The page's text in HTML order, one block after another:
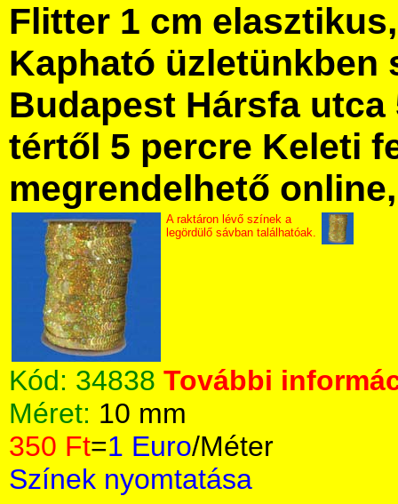
Flitter 1 cm
Kapható üzletünkben
Budapest Hársfa utca
tértől 5 percre Keleti
megrendelhető
A raktáron lévő színek a
legördülő sávban találhatóak.
Kód: 34838 További
Méret: 10 mm
350 Ft=1 Euro/Méter
Színek nyomtatása